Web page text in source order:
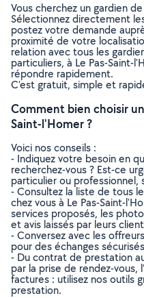
Vous cherchez un gardien
Sélectionnez directement
postez votre demande
proximité de votre
relation avec tous les
particuliers, à Le Pas-Saint-
répondre rapidement.
C’est gratuit, simple et
Comment bien choisir
Saint-l'Homer ?
Voici nos conseils :
- Indiquez votre besoin en
recherchez-vous ? Est-ce
particulier ou professionnel,
- Consultez la liste de tous
chez vous à Le Pas-Saint-
services proposés, les
et avis laissés par leurs
- Conversez avec les
pour des échanges
- Du contrat de prestation
par la prise de rendez-vous,
factures : utilisez nos outils
prestation.